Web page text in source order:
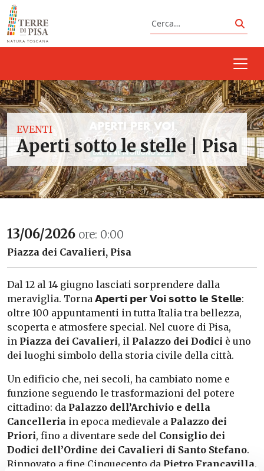
Vai al contenuto
Cerca
EVENTI
Aperti sotto le stelle | Pisa
13/06/2026 ore: 0:00
Piazza dei Cavalieri, Pisa
Dal 12 al 14 giugno lasciati sorprendere dalla
meraviglia. Torna 𝗔𝗽𝗲𝗿𝘁𝗶 𝗽𝗲𝗿 𝗩𝗼𝗶 𝘀𝗼𝘁𝘁𝗼 𝗹𝗲 𝗦𝘁𝗲𝗹𝗹𝗲:
oltre 100 appuntamenti in tutta Italia tra bellezza,
scoperta e atmosfere special. Nel cuore di Pisa,
in Piazza dei Cavalieri, il Palazzo dei Dodici è uno
dei luoghi simbolo della storia civile della città.
Un edificio che, nei secoli, ha cambiato nome e
funzione seguendo le trasformazioni del potere
cittadino: da Palazzo dell’Archivio e della
Cancelleria in epoca medievale a Palazzo dei
Priori, fino a diventare sede del Consiglio dei
Dodici dell’Ordine dei Cavalieri di Santo Stefano.
Rinnovato a fine Cinquecento da Pietro Francavilla,